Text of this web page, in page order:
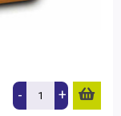
- +